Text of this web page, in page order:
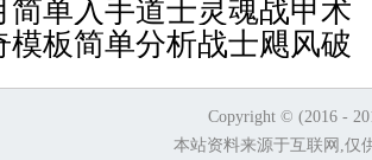
简单入手道士灵魂战甲术
模板简单分析战士飓风破
Copyright © (2016 -
本站资料来源于互联网,仅